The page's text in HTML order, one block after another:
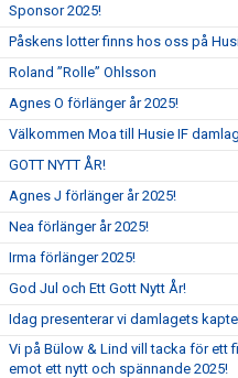
Sponsor 2025!
Påskens lotter finns hos oss på
Roland ”Rolle” Ohlsson
Agnes O förlänger år 2025!
Välkommen Moa till Husie IF
GOTT NYTT ÅR!
Agnes J förlänger år 2025!
Nea förlänger år 2025!
Irma förlänger 2025!
God Jul och Ett Gott Nytt År!
Idag presenterar vi damlagets
Vi på Bülow & Lind vill tacka för ett
emot ett nytt och spännande 2025!